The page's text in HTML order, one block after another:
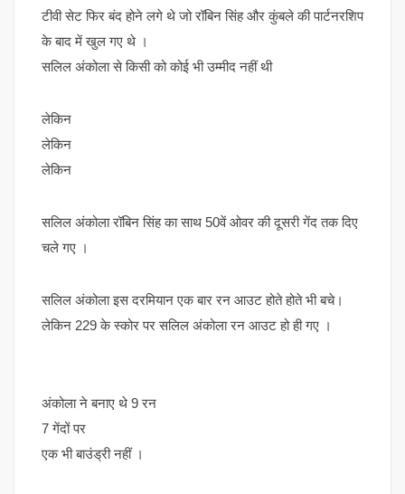
टीवी सेट फिर बंद होने लगे थे जो रॉबिन सिंह और कुंबले की पार्टनरशिप
के बाद में खुल गए थे ।
सलिल अंकोला से किसी को कोई भी उम्मीद नहीं थी
लेकिन
लेकिन
लेकिन
सलिल अंकोला रॉबिन सिंह का साथ 50वें ओवर की दूसरी गेंद तक दिए
चले गए ।
सलिल अंकोला इस दरमियान एक बार रन आउट होते होते भी बचे।
लेकिन 229 के स्कोर पर सलिल अंकोला रन आउट हो ही गए ।
अंकोला ने बनाए थे 9 रन
7 गेंदों पर
एक भी बाउंड्री नहीं ।